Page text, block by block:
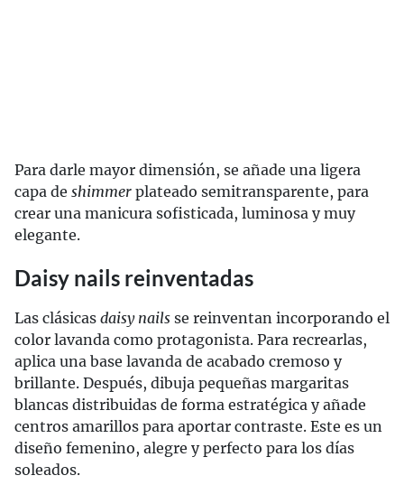
Para darle mayor dimensión, se añade una ligera
capa de shimmer plateado semitransparente, para
crear una manicura sofisticada, luminosa y muy
elegante.
Daisy nails reinventadas
Las clásicas daisy nails se reinventan incorporando el
color lavanda como protagonista. Para recrearlas,
aplica una base lavanda de acabado cremoso y
brillante. Después, dibuja pequeñas margaritas
blancas distribuidas de forma estratégica y añade
centros amarillos para aportar contraste. Este es un
diseño femenino, alegre y perfecto para los días
soleados.